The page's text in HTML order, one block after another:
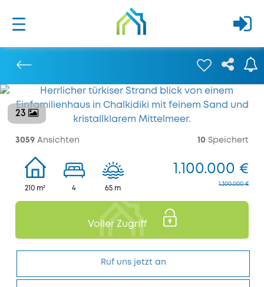
23
3059 Ansichten 10 Speichert
210 m² 4 65 m
1.100.000 €
1.300.000 €
Voller Zugriff
Ruf uns jetzt an